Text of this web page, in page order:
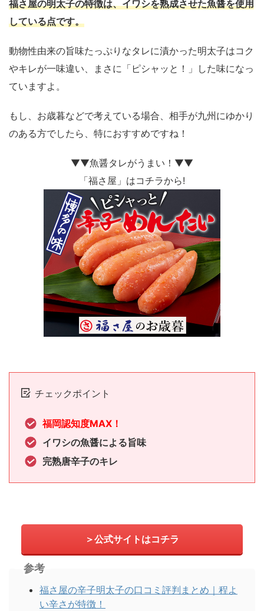
福さ屋の明太子の特徴は、イワシを熟成させた魚醤を使用
している点です。
動物性由来の旨味たっぷりなタレに漬かった明太子はコク
やキレが一味違い、まさに「ピシャッと！」した味になっ
ていますよ。
もし、お歳暮などで考えている場合、相手が九州にゆかり
のある方でしたら、特におすすめですね！
▼▼魚醤タレがうまい！▼▼
「福さ屋」はコチラから!
チェックポイント
福岡認知度MAX！
イワシの魚醤による旨味
完熟唐辛子のキレ
＞公式サイトはコチラ
参考
福さ屋の辛子明太子の口コミ評判まとめ｜程よ
い辛さが特徴！